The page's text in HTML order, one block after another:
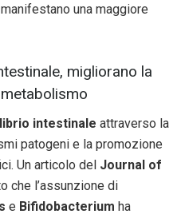
una maggiore
migliorano la
intestinale attraverso la
patogeni e la promozione
Un articolo del Journal of
che l’assunzione di
e Bifidobacterium ha